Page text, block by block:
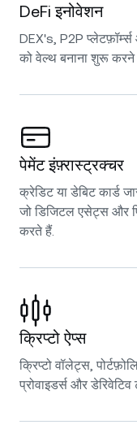
DeFi इनोवेशन
DEX's, P2P
को वेल्थ बनाना शुरू करने
पेमेंट इंफ़्रास्ट्रक्चर
क्रेडिट या डेबिट कार्ड
जो डिजिटल एसेट्स और
करते हैं.
क्रिप्टो ऐप्स
क्रिप्टो वॉलेट्स,
प्रोवाइडर्स और